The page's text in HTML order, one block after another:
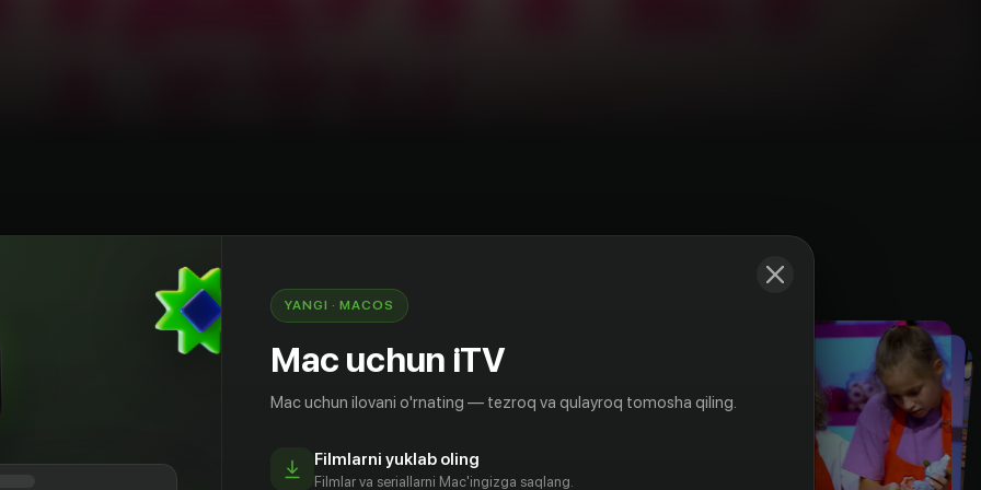
Пятница кулинарное шоу «Кондитер Дети»
Главный приз — 500000 рублей. Юные
проявят себя лучше остальных, создадут
мишки со сладкими детскими игрушками
получатся работы участников, покажет
YANGI · MACOS
Mac uchun iTV
Mac uchun ilovani o'rnating — tezroq va qulayroq tomosha qiling.
Filmlarni yuklab oling
Filmlar va seriallarni Mac'ingizga saqlang.